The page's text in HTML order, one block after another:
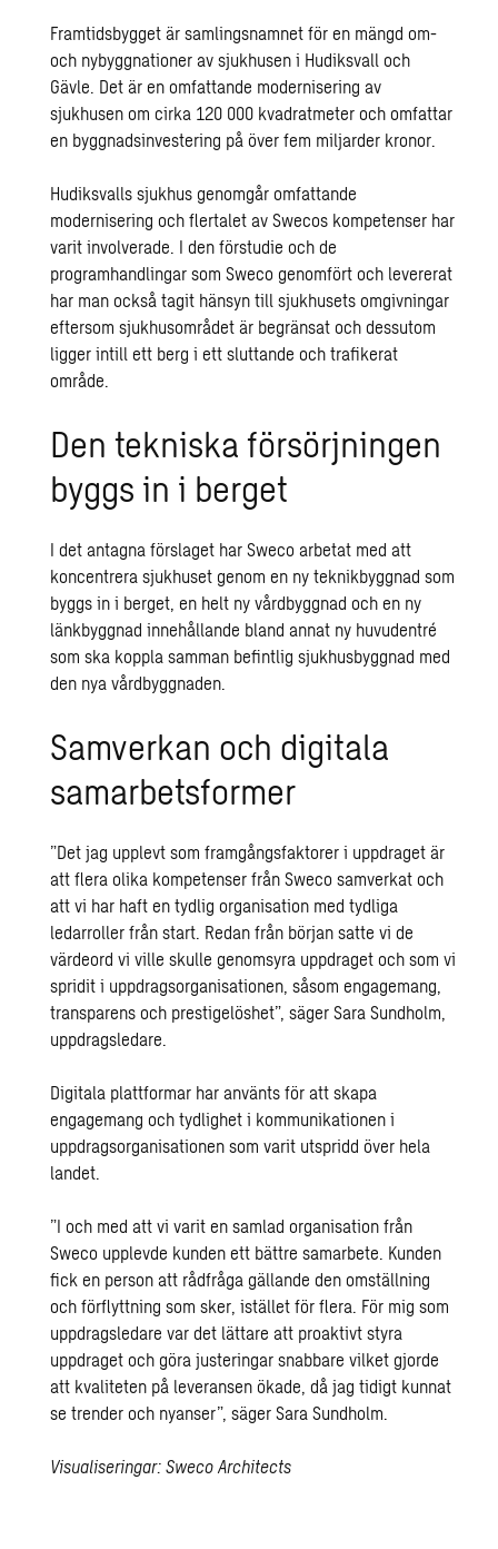
Framtidsbygget är samlingsnamnet för en mängd om-
och nybyggnationer av sjukhusen i Hudiksvall och
Gävle. Det är en omfattande modernisering av
sjukhusen om cirka 120 000 kvadratmeter och omfattar
en byggnadsinvestering på över fem miljarder kronor.
Hudiksvalls sjukhus genomgår omfattande
modernisering och flertalet av Swecos kompetenser har
varit involverade. I den förstudie och de
programhandlingar som Sweco genomfört och levererat
har man också tagit hänsyn till sjukhusets omgivningar
eftersom sjukhusområdet är begränsat och dessutom
ligger intill ett berg i ett sluttande och trafikerat
område.
Den tekniska försörjningen
byggs in i berget
I det antagna förslaget har Sweco arbetat med att
koncentrera sjukhuset genom en ny teknikbyggnad som
byggs in i berget, en helt ny vårdbyggnad och en ny
länkbyggnad innehållande bland annat ny huvudentré
som ska koppla samman befintlig sjukhusbyggnad med
den nya vårdbyggnaden.
Samverkan och digitala
samarbetsformer
”Det jag upplevt som framgångsfaktorer i uppdraget är
att flera olika kompetenser från Sweco samverkat och
att vi har haft en tydlig organisation med tydliga
ledarroller från start. Redan från början satte vi de
värdeord vi ville skulle genomsyra uppdraget och som vi
spridit i uppdragsorganisationen, såsom engagemang,
transparens och prestigelöshet”, säger Sara Sundholm,
uppdragsledare.
Digitala plattformar har använts för att skapa
engagemang och tydlighet i kommunikationen i
uppdragsorganisationen som varit utspridd över hela
landet.
”I och med att vi varit en samlad organisation från
Sweco upplevde kunden ett bättre samarbete. Kunden
fick en person att rådfråga gällande den omställning
och förflyttning som sker, istället för flera. För mig som
uppdragsledare var det lättare att proaktivt styra
uppdraget och göra justeringar snabbare vilket gjorde
att kvaliteten på leveransen ökade, då jag tidigt kunnat
se trender och nyanser”, säger Sara Sundholm.
Visualiseringar: Sweco Architects